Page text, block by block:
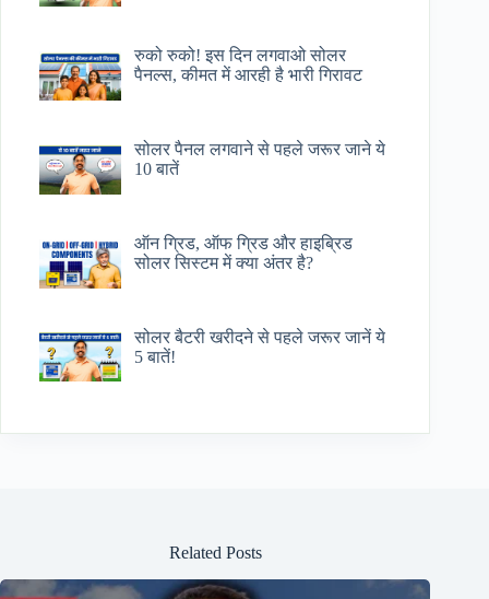
रुको रुको! इस दिन लगवाओ सोलर
पैनल्स, कीमत में आरही है भारी गिरावट
सोलर पैनल लगवाने से पहले जरूर जाने ये
10 बातें
ऑन ग्रिड, ऑफ ग्रिड और हाइब्रिड
सोलर सिस्टम में क्या अंतर है?
सोलर बैटरी खरीदने से पहले जरूर जानें ये
5 बातें!
Related Posts